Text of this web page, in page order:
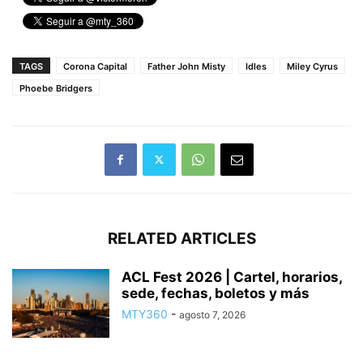
TAGS Corona Capital Father John Misty Idles
Miley Cyrus
Phoebe Bridgers
RELATED ARTICLES
ACL Fest 2026 | Cartel, horarios,
sede, fechas, boletos y más
MTY360 - agosto 7, 2026